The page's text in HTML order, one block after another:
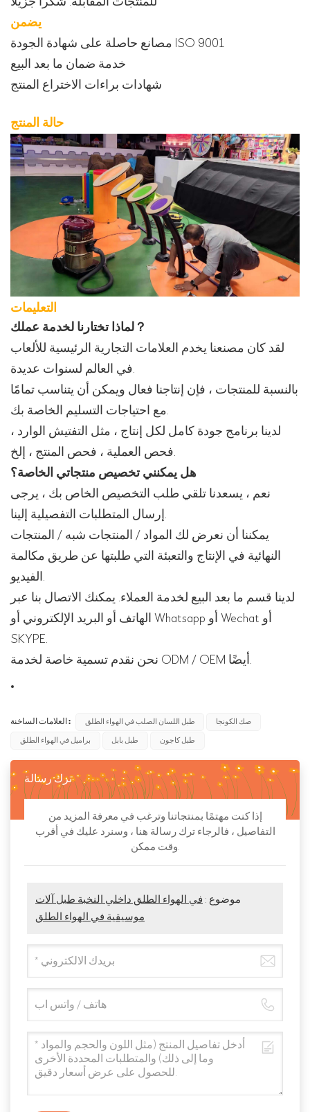
يضمن
مصانع حاصلة على شهادة الجودة ISO 9001
خدمة ضمان ما بعد البيع
شهادات براءات الاختراع المنتج
حالة المنتج
التعليمات
لماذا تختارنا لخدمة عملك？
لقد كان مصنعنا يخدم العلامات التجارية الرئيسية للألعاب
في العالم لسنوات عديدة.
بالنسبة للمنتجات ، فإن إنتاجنا فعال ويمكن أن يتناسب تمامًا
مع احتياجات التسليم الخاصة بك.
لدينا برنامج جودة كامل لكل إنتاج ، مثل التفتيش الوارد ،
فحص العملية ، فحص المنتج ، إلخ.
هل يمكنني تخصيص منتجاتي الخاصة؟
نعم ، يسعدنا تلقي طلب التخصيص الخاص بك ، يرجى
إرسال المتطلبات التفصيلية إلينا.
يمكننا أن نعرض لك المواد / المنتجات شبه / المنتجات
النهائية في الإنتاج والتعبئة التي طلبتها عن طريق مكالمة
الفيديو.
لدينا قسم ما بعد البيع لخدمة العملاء. يمكنك الاتصال بنا عبر
الهاتف أو البريد الإلكتروني أو Whatsapp أو Wechat أو
SKYPE.
نحن نقدم تسمية خاصة لخدمة ODM / OEM أيضًا.
العلامات الساخنة : طبل اللسان الصلب في الهواء الطلق صك الكونجا
براميل في الهواء الطلق طبل بابل طبل كاجون
ترك رسالة
إذا كنت مهتمًا بمنتجاتنا وترغب في معرفة المزيد من
التفاصيل ، فالرجاء ترك رسالة هنا ، وسنرد عليك في أقرب
وقت ممكن.
موضوع : في الهواء الطلق داخلي النخبة طبل آلات
موسيقية في الهواء الطلق